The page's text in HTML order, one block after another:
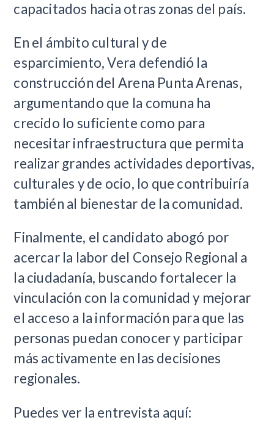
capacitados hacia otras zonas del país.
En el ámbito cultural y de
esparcimiento, Vera defendió la
construcción del Arena Punta Arenas,
argumentando que la comuna ha
crecido lo suficiente como para
necesitar infraestructura que permita
realizar grandes actividades deportivas,
culturales y de ocio, lo que contribuiría
también al bienestar de la comunidad.
Finalmente, el candidato abogó por
acercar la labor del Consejo Regional a
la ciudadanía, buscando fortalecer la
vinculación con la comunidad y mejorar
el acceso a la información para que las
personas puedan conocer y participar
más activamente en las decisiones
regionales.
Puedes ver la entrevista aquí: